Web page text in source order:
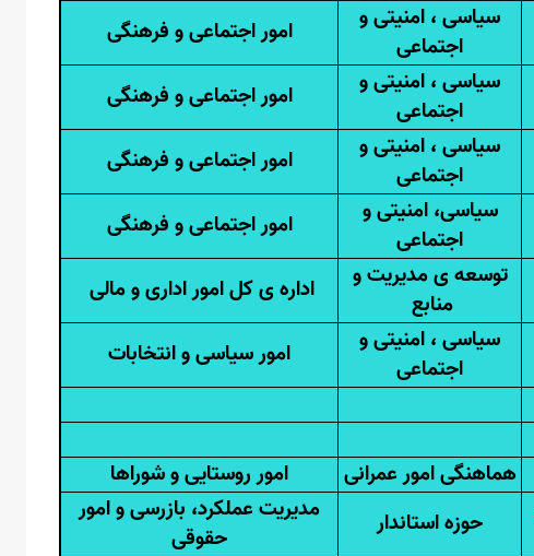
سیاسی ، امنیتی و
اجتماعی
امور اجتماعی و فرهنگی
سیاسی ، امنیتی و
اجتماعی
امور اجتماعی و فرهنگی
سیاسی ، امنیتی و
اجتماعی
امور اجتماعی و فرهنگی
سیاسی، امنیتی و
اجتماعی
امور اجتماعی و فرهنگی
توسعه ی مدیریت و
منابع
اداره ی کل امور اداری و مالی
سیاسی ، امنیتی و
اجتماعی
امور سیاسی و انتخابات
هماهنگی امور عمرانی امور روستایی و شوراها
حوزه استاندار
مدیریت عملکرد، بازرسی و امور
حقوقی